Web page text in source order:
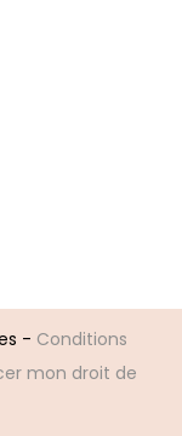
- Conditions
mon droit de